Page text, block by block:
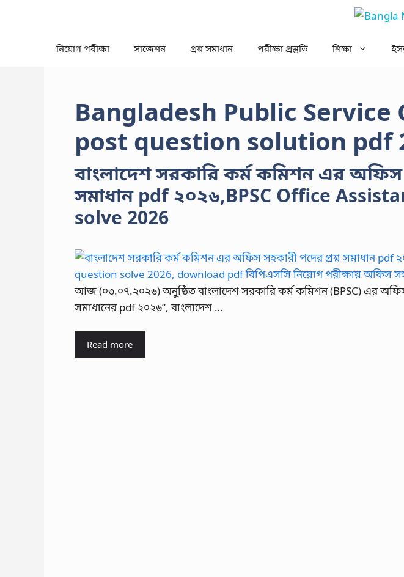
নিয়োগ পরীক্ষা সাজেশন প্রশ্ন সমাধান পরীক্ষা প্রস্তুতি শিক্ষা
Bangladesh Public Service
post question solution pdf
বাংলাদেশ সরকারি কর্ম কমিশন এর অফিস
সমাধান pdf ২০২৬,BPSC Office
solve 2026
আজ (০৩.০৭.২০২৬) অনুষ্ঠিত বাংলাদেশ সরকারি কর্ম কমিশন (BPSC) এর অফিস
সমাধানের pdf ২০২৬”, বাংলাদেশ …
Read more